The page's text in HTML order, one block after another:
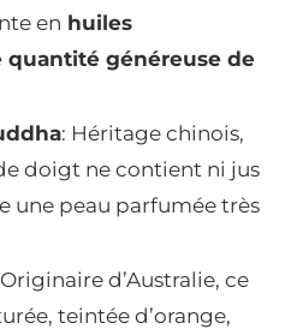
en huiles
quantité généreuse de
: Héritage chinois,
doigt ne contient ni jus
une peau parfumée très
d’Australie, ce
teintée d’orange,